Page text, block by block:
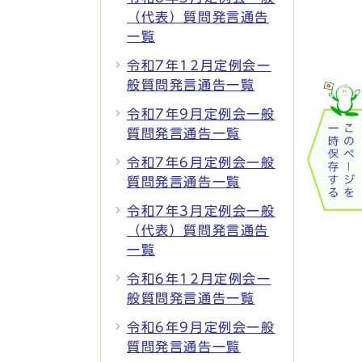
（代表）質問発言通告
一覧
令和7年12月定例会一
般質問発言通告一覧
令和7年9月定例会一般
質問発言通告一覧
令和7年6月定例会一般
質問発言通告一覧
令和7年3月定例会一般
（代表）質問発言通告
一覧
令和6年12月定例会一
般質問発言通告一覧
令和6年9月定例会一般
質問発言通告一覧